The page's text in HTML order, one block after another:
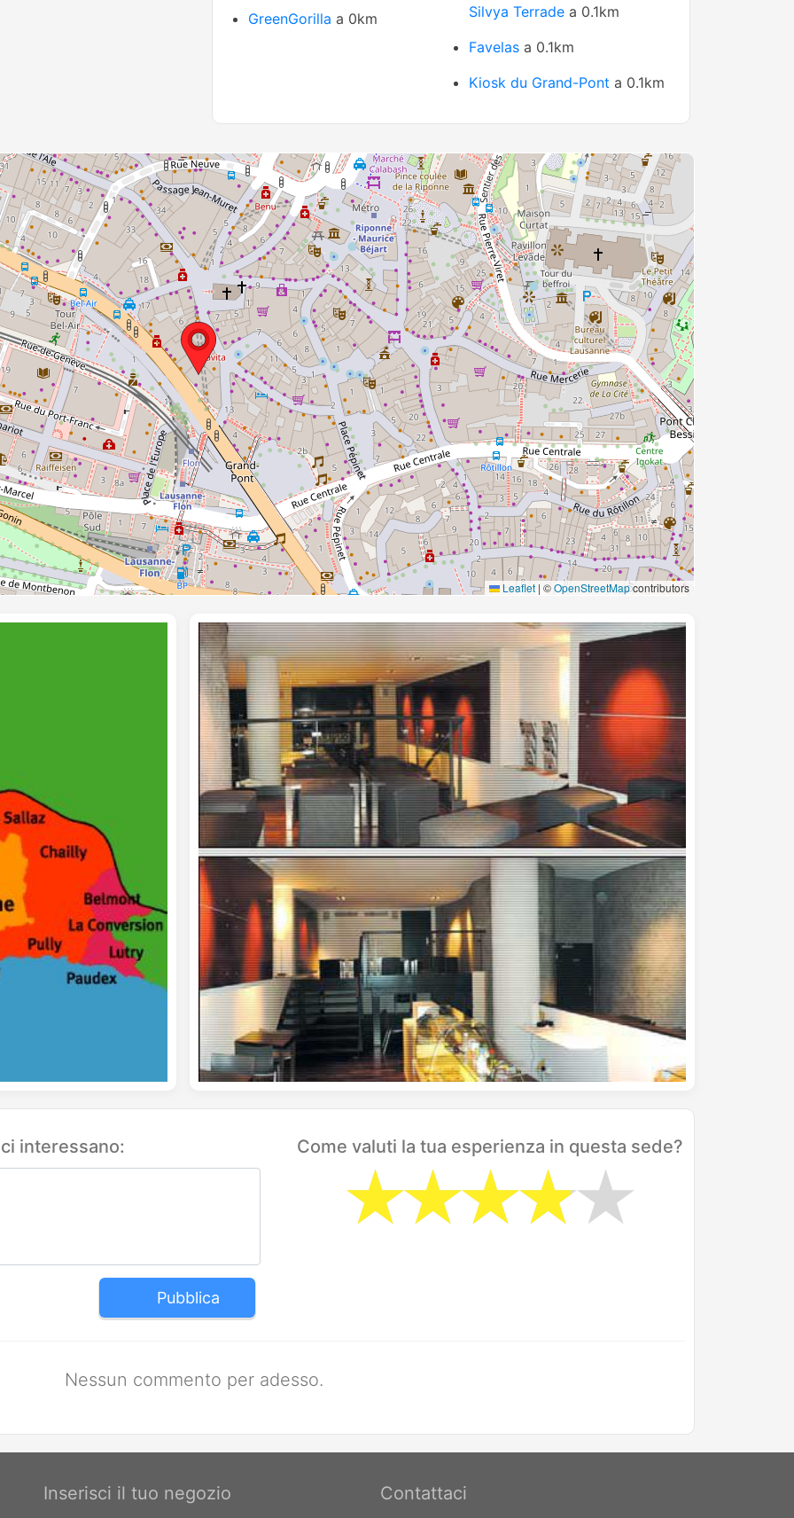
GreenGorilla a 0km
Silvya Terrade a 0.1km
Favelas a 0.1km
Kiosk du Grand-Pont a 0.1km
Leaflet | ©OpenStreetMapcontributors
Come valuti la tua esperienza in questa sede?
interessano:
Pubblica
Nessun commento per adesso.
Inserisci il tuo negozio Contattaci